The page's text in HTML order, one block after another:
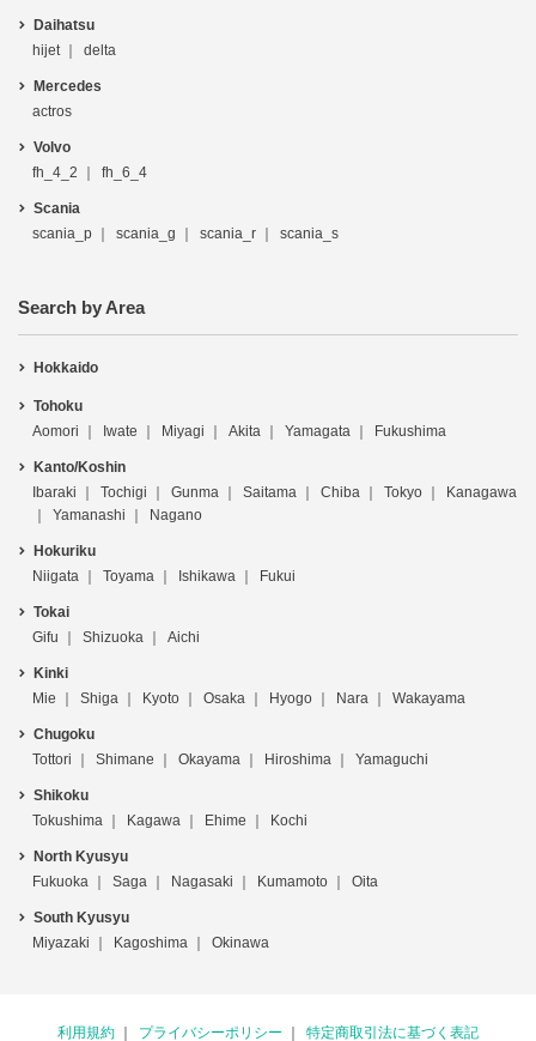
Daihatsu
hijet
delta
Mercedes
actros
Volvo
fh_4_2
fh_6_4
Scania
scania_p
scania_g scania_r scania_s
Search by Area
Hokkaido
Tohoku
Aomori
Iwate Miyagi Akita Yamagata Fukushima
Kanto/Koshin
Ibaraki
Tochigi Gunma Saitama Chiba Tokyo
Kanagawa
Yamanashi
Nagano
Hokuriku
Niigata
Toyama Ishikawa Fukui
Tokai
Gifu
Shizuoka Aichi
Kinki
Mie
Shiga Kyoto Osaka Hyogo Nara Wakayama
Chugoku
Tottori
Shimane Okayama Hiroshima Yamaguchi
Shikoku
Tokushima
Kagawa Ehime Kochi
North Kyusyu
Fukuoka
Saga Nagasaki Kumamoto Oita
South Kyusyu
Miyazaki
Kagoshima Okinawa
利用規約 プライバシーポリシー 特定商取引法に基づく表記